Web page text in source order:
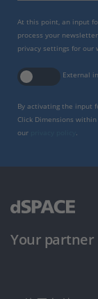
At this point, an input
process your
privacy settings for our
External
By activating the input
Click Dimensions
our
Your